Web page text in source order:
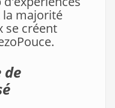
la majorité
se créent
de